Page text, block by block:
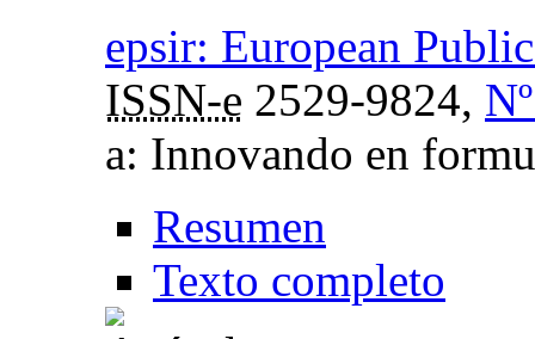
epsir: European
ISSN-e 2529-9824,
a: Innovando en
Resumen
Texto completo